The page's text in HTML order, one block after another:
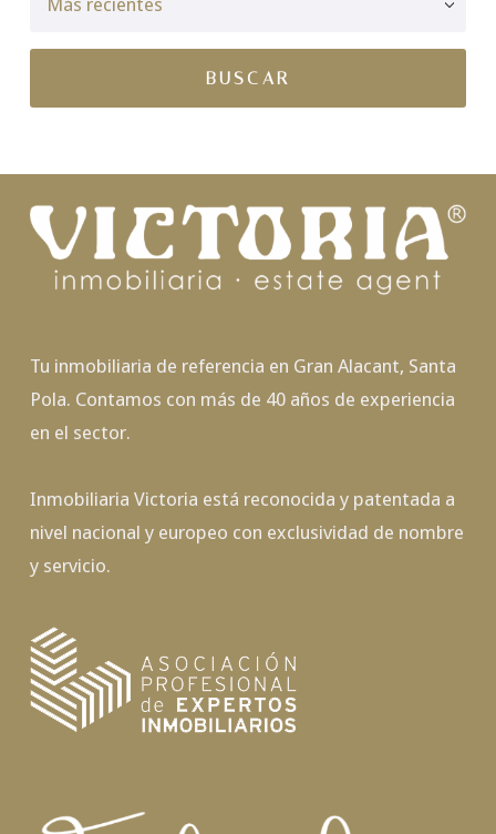
Tu inmobiliaria de referencia en Gran Alacant, Santa
Pola. Contamos con más de 40 años de experiencia
en el sector.
Inmobiliaria Victoria está reconocida y patentada a
nivel nacional y europeo con exclusividad de nombre
y servicio.